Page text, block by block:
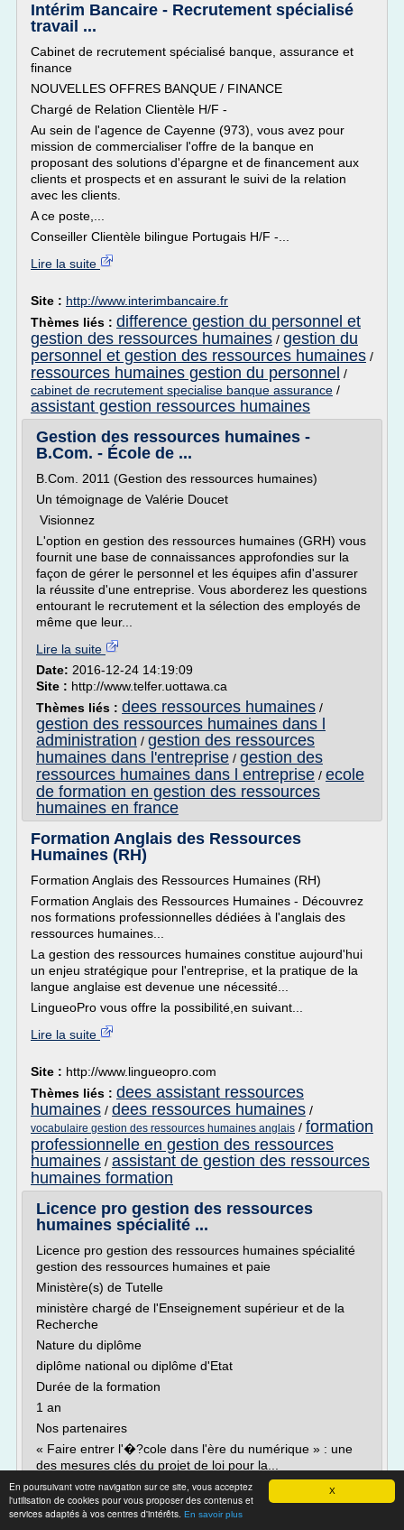
X
En poursuivant votre navigation sur ce site, vous acceptez
l'utilisation de cookies pour vous proposer des contenus et
services adaptés à vos centres d'intérêts. En savoir plus
Intérim Bancaire - Recrutement spécialisé
travail ...
Cabinet de recrutement spécialisé banque, assurance et
finance
NOUVELLES OFFRES BANQUE / FINANCE
Chargé de Relation Clientèle H/F -
Au sein de l'agence de Cayenne (973), vous avez pour
mission de commercialiser l'offre de la banque en
proposant des solutions d'épargne et de financement aux
clients et prospects et en assurant le suivi de la relation
avec les clients.
A ce poste,...
Conseiller Clientèle bilingue Portugais H/F -...
Lire la suite
Site : http://www.interimbancaire.fr
Thèmes liés : difference gestion du personnel et
gestion des ressources humaines / gestion du
personnel et gestion des ressources humaines /
ressources humaines gestion du personnel /
cabinet de recrutement specialise banque assurance /
assistant gestion ressources humaines
Gestion des ressources humaines -
B.Com. - École de ...
B.Com. 2011 (Gestion des ressources humaines)
Un témoignage de Valérie Doucet
Visionnez
L'option en gestion des ressources humaines (GRH) vous
fournit une base de connaissances approfondies sur la
façon de gérer le personnel et les équipes afin d'assurer
la réussite d'une entreprise. Vous aborderez les questions
entourant le recrutement et la sélection des employés de
même que leur...
Lire la suite
Date: 2016-12-24 14:19:09
Site : http://www.telfer.uottawa.ca
Thèmes liés : dees ressources humaines /
gestion des ressources humaines dans l
administration / gestion des ressources
humaines dans l'entreprise / gestion des
ressources humaines dans l entreprise / ecole
de formation en gestion des ressources
humaines en france
Formation Anglais des Ressources
Humaines (RH)
Formation Anglais des Ressources Humaines (RH)
Formation Anglais des Ressources Humaines - Découvrez
nos formations professionnelles dédiées à l'anglais des
ressources humaines...
La gestion des ressources humaines constitue aujourd'hui
un enjeu stratégique pour l'entreprise, et la pratique de la
langue anglaise est devenue une nécessité...
LingueoPro vous offre la possibilité,en suivant...
Lire la suite
Site : http://www.lingueopro.com
Thèmes liés : dees assistant ressources
humaines / dees ressources humaines /
vocabulaire gestion des ressources humaines anglais / formation
professionnelle en gestion des ressources
humaines / assistant de gestion des ressources
humaines formation
Licence pro gestion des ressources
humaines spécialité ...
Licence pro gestion des ressources humaines spécialité
gestion des ressources humaines et paie
Ministère(s) de Tutelle
ministère chargé de l'Enseignement supérieur et de la
Recherche
Nature du diplôme
diplôme national ou diplôme d'Etat
Durée de la formation
1 an
Nos partenaires
« Faire entrer l'�?cole dans l'ère du numérique » : une
des mesures clés du projet de loi pour la...
Lire la suite